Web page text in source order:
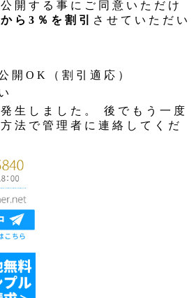
開する事にご同意いただけ
ら3％を割引
させていただい
開OK（割引適応）
生しました。 後でもう一度
法で管理者に連絡してくだ